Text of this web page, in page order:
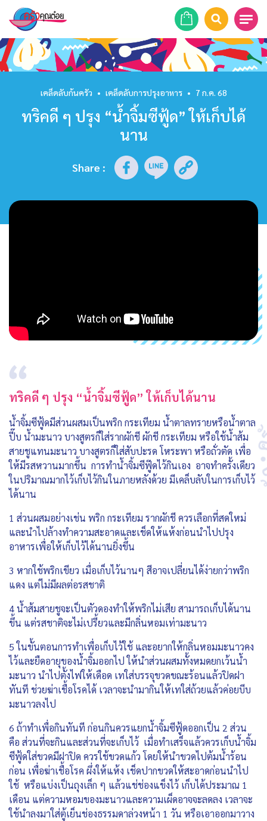
หน้าแรก
สูตรอาหาร
ร้านอาหาร
เคล็ดลับก้นครัว
บทความ
เคล็ดลับก้นครัว • เคล็ดลับการปรุงอาหาร • 7 ก.ค. 68
ทริคดี ๆ ปรุง “น้ำจิ้มซีฟู้ด” ให้เก็บได้
นาน
Share :
ทริคดี ๆ ปรุง “น้ำจิ้มซีฟู้ด” ให้เก็บได้นาน
น้ำจิ้มซีฟู้ดมีส่วนผสมเป็นพริก กระเทียม น้ำตาลทรายหรือน้ำตาล
ปี๊บ น้ำมะนาว บางสูตรก็ใส่รากผักชี ผักชี กระเทียม หรือใช้น้ำส้ม
สายชูแทนมะนาว บางสูตรก็ใส่สับปะรด โหระพา หรือถั่วตัด เพื่อ
ให้มีรสหวานมากขึ้น การทำน้ำจิ้มซีฟู๊ดไว้กินเอง อาจทำครั้งเดียว
ในปริมาณมากไว้เก็บไว้กินในภายหลังด้วย มีเคล็บลับในการเก็บไว้
ได้นาน
1 ส่วนผสมอย่างเช่น พริก กระเทียม รากผักชี ควรเลือกที่สดใหม่
และนำไปล้างทำความสะอาดและเช็ดให้แห้งก่อนนำไปปรุง
อาหารเพื่อให้เก็บไว้ได้นานยิ่งขึ้น
3 หากใช้พริกเขียว เมื่อเก็บไว้นานๆ สีอาจเปลี่ยนได้ง่ายกว่าพริก
แดง แต่ไม่มีผลต่อรสชาติ
4 น้ำส้มสายชูจะเป็นตัวดองทำให้พริกไม่เสีย สามารถเก็บได้นาน
ขึ้น แต่รสชาติจะไม่เปรี้ยวและมีกลิ่นหอมเท่ามะนาว
5 ในขั้นตอนการทำเพื่อเก็บไว้ใช้ และอยากให้กลิ่นหอมมะนาวคง
ไว้และยืดอายุของน้ำจิ้มออกไป ให้นำส่วนผสมทั้งหมดยกเว้นน้ำ
มะนาว นำไปตั้งไฟให้เดือด เทใส่บรรจุขวดขณะร้อนแล้วปิดฝา
ทันที ช่วยฆ่าเชื้อโรคได้ เวลาจะนำมากินให้เทใส่ถ้วยแล้วค่อยบีบ
มะนาวลงไป
6 ถ้าทำเพื่อกินทันที ก่อนกินควรแยกน้ำจิ้มซีฟู้ดออกเป็น 2 ส่วน
คือ ส่วนที่จะกินและส่วนที่จะเก็บไว้ เมื่อทำเสร็จแล้วควรเก็บน้ำจิ้ม
ซีฟู้ดใส่ขวดมีฝาปิด ควรใช้ขวดแก้ว โดยให้นำขวดไปต้มน้ำร้อน
ก่อน เพื่อฆ่าเชื้อโรค ผึ่งให้แห้ง เช็ดปากขวดให้สะอาดก่อนนำไป
ใช้ หรือแบ่งเป็นถุงเล็ก ๆ แล้วแช่ช่องแข็งไว้ เก็บได้ประมาณ 1
เดือน แต่ความหอมของมะนาวและความเผ็ดอาจจะลดลง เวลาจะ
ใช้นำลงมาใส่ตู้เย็นช่องธรรมดาล่วงหน้า 1 วัน หรือเอาออกมาวาง